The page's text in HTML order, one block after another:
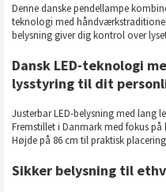
Denne danske pendellampe
teknologi med
belysning giver dig kontrol over
Dansk LED-teknologi
lysstyring til dit
Justerbar LED-belysning med lang
Fremstillet i Danmark med fokus på
Højde på 86 cm til praktisk placering
Sikker belysning til